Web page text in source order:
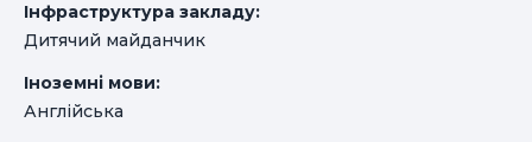
Інфраструктура закладу:
Дитячий майданчик
Іноземні мови:
Англійська